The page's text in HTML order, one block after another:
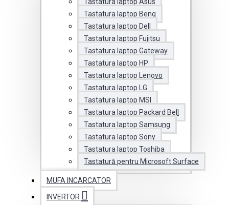
Tastatura laptop Benq
Tastatura laptop Dell
Tastatura laptop Fujitsu
Tastatura laptop Gateway
Tastatura laptop HP
Tastatura laptop Lenovo
Tastatura laptop LG
Tastatura laptop MSI
Tastatura laptop Packard Bell
Tastatura laptop Samsung
Tastatura laptop Sony
Tastatura laptop Toshiba
Tastatură pentru Microsoft Surface
MUFA INCARCATOR
INVERTOR